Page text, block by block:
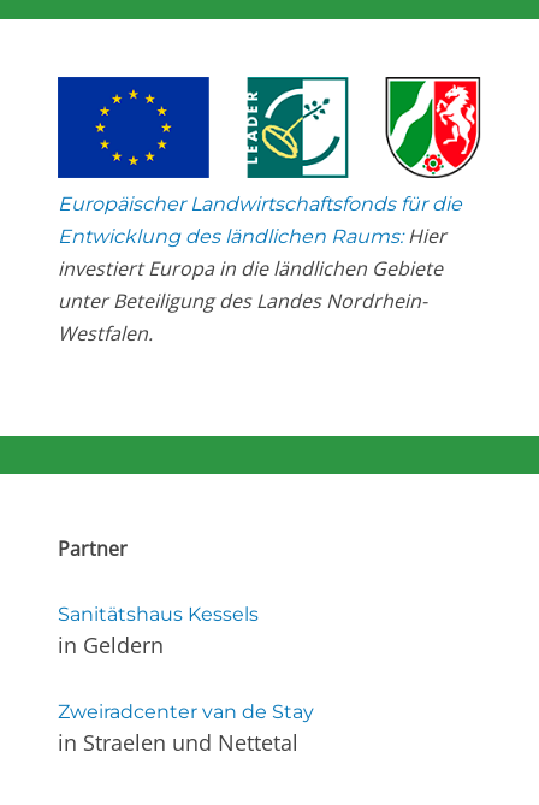
Europäischer Landwirtschaftsfonds für die
Entwicklung des ländlichen Raums:Hier
investiert Europa in die ländlichen Gebiete
unter Beteiligung des Landes Nordrhein-
Westfalen.
Partner
Sanitätshaus Kessels
in Geldern
Zweiradcenter van de Stay
in Straelen und Nettetal